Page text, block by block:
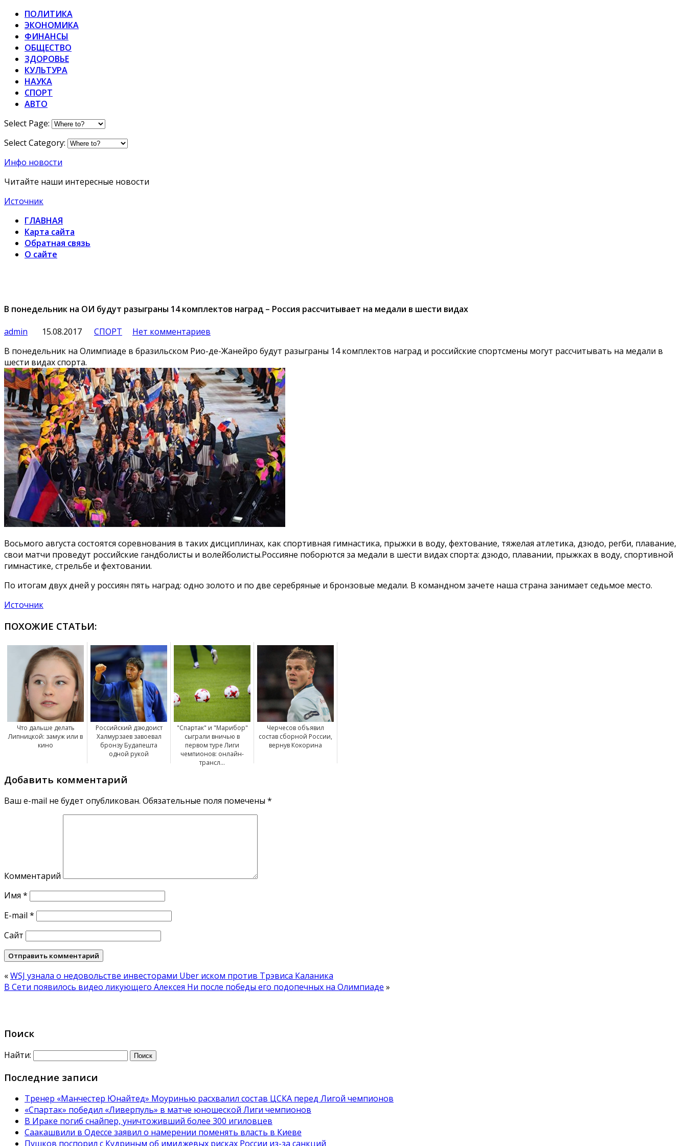
ПОЛИТИКА
ЭКОНОМИКА
ФИНАНСЫ
ОБЩЕСТВО
ЗДОРОВЬЕ
КУЛЬТУРА
НАУКА
СПОРТ
АВТО
Select Page:
Select Category:
Инфо новости
Читайте наши интересные новости
Источник
ГЛАВНАЯ
Карта сайта
Обратная связь
О сайте
В понедельник на ОИ будут разыграны 14 комплектов наград – Россия рассчитывает на медали в шести видах
admin
15.08.2017 СПОРТ
Нет комментариев
В понедельник на Олимпиаде в бразильском Рио-де-Жанейро будут разыграны 14 комплектов наград и российские спортсмены могут рассчитывать на медали в
шести видах спорта.
Восьмого августа состоятся соревнования в таких дисциплинах, как спортивная гимнастика, прыжки в воду, фехтование, тяжелая атлетика, дзюдо, регби, плавание,
свои матчи проведут российские гандболисты и волейболисты.Россияне поборются за медали в шести видах спорта: дзюдо, плавании, прыжках в воду, спортивной
гимнастике, стрельбе и фехтовании.
По итогам двух дней у россиян пять наград: одно золото и по две серебряные и бронзовые медали. В командном зачете наша страна занимает седьмое место.
Источник
ПОХОЖИЕ СТАТЬИ:
Что дальше делать
Липницкой: замуж или в
кино
Российский дзюдоист
Халмурзаев завоевал
бронзу Будапешта
одной рукой
"Спартак" и "Марибор"
сыграли вничью в
первом туре Лиги
чемпионов: онлайн-
трансл...
Черчесов объявил
состав сборной России,
вернув Кокорина
Добавить комментарий
Ваш e-mail не будет опубликован. Обязательные поля помечены *
Комментарий
Имя *
E-mail *
Сайт
«WSJ узнала о недовольстве инвесторами Uber иском против Трэвиса Каланика
В Сети появилось видео ликующего Алексея Ни после победы его подопечных на Олимпиаде »
Поиск
Найти:
Последние записи
Тренер «Манчестер Юнайтед» Моуринью расхвалил состав ЦСКА перед Лигой чемпионов
«Спартак» победил «Ливерпуль» в матче юношеской Лиги чемпионов
В Ираке погиб снайпер, уничтоживший более 300 игиловцев
Саакашвили в Одессе заявил о намерении поменять власть в Киеве
Пушков поспорил с Кудриным об имиджевых рисках России из-за санкций